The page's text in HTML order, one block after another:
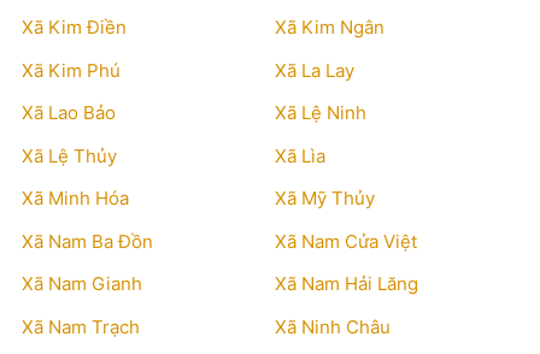
Xã Kim Điền
Xã Kim Ngân
Xã Kim Phú
Xã La Lay
Xã Lao Bảo
Xã Lệ Ninh
Xã Lệ Thủy
Xã Lìa
Xã Minh Hóa
Xã Mỹ Thủy
Xã Nam Ba Đồn
Xã Nam Cửa Việt
Xã Nam Gianh
Xã Nam Hải Lăng
Xã Nam Trạch
Xã Ninh Châu